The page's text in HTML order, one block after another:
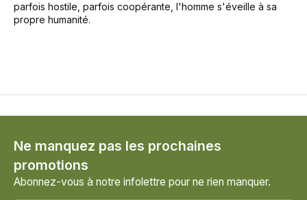
parfois hostile, parfois coopérante, l'homme s'éveille à sa
propre humanité.
Ne manquez pas les prochaines
promotions
Abonnez-vous à notre infolettre pour ne rien manquer.